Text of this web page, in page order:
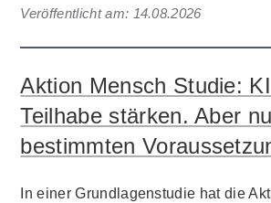
Veröffentlicht am: 14.08.2026
Aktion Mensch Studie:
Teilhabe stärken. Aber
bestimmten
In einer Grundlagenstudie hat die